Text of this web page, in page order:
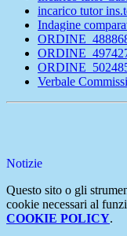
incarico tutor
Indagine
Verbale
Notizie
Questo sito o gli
cookie necessari al
COOKIE POLICY.